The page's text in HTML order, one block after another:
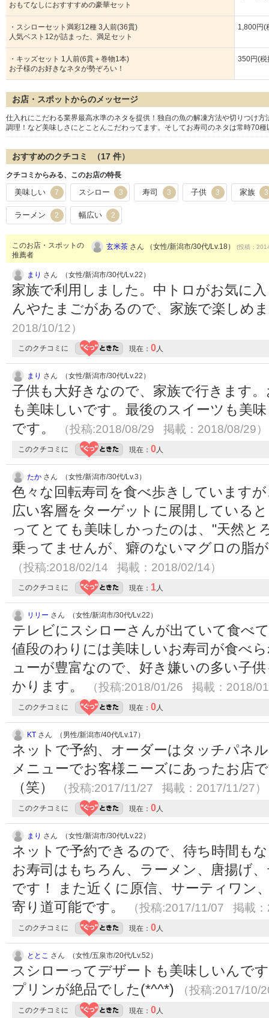
おもてなしにおすすすめの豪華セット
・スシローセット満彩12種 3人前(36貫)
人気ベスト12が詰まった、満足セット
1,800円(
・キッズセット 1人前(6貫＋巻物1本)
お子様のお好きなネタが勢ぞろい！
350円(税
お店・スポットからのメッセージ
仕入れにこだわる業界最高水準のネタを提供！独自の魚の解凍方法や切りつけ
調理！など美味しさにとことんこだわってます。そしてお寿司のネタは常時70
おすすめのクチコミ （17 件）
クチコミからみる、このお店の特長
美味しい 7 スシロー 3 寿司 3 子供 3 家族 3
ラーメン 2 幅広い 2
このお店・スポットの
推薦者
玄米茶 さん （女性/新潟市/30代/Lv.18） (投稿：
まり さん （女性/新潟市/30代/Lv.22）
家族で利用しました。中トロがお気に
んやたまごがあるので、家族で楽しめ
2018/10/12）
このクチコミに 現在： 0人
まり さん （女性/新潟市/30代/Lv.22）
子供も大好きなので、家族で行きます
も美味しいです。最後のスイーツも美
です。
（投稿:2018/08/29 掲載：2018/08/29）
このクチコミに 現在： 0人
たか さん （女性/新潟市/30代/Lv.3）
色々な回転寿司を食べ歩きしています
広い客層をターゲットに展開している
ってとても美味しかったのは、"天然と
乗ってませんが、癖のないマグロの脂
（投稿:2018/02/14 掲載：2018/02/14）
このクチコミに 現在： 1人
リリー さん （女性/新潟市/30代/Lv.22）
テレビにスシローさんが出ていて食べ
値段のわりには美味しいお寿司が食べ
ューが豊富なので、好き嫌いの多い子
かります。
（投稿:2018/01/26 掲載：2018/
このクチコミに 現在： 0人
KT さん （男性/新潟市/40代/Lv.17）
ネットで予約、オーダーはタッチパネ
メニューでお客様ニーズにあったお店
（笑）
（投稿:2017/11/27 掲載：2017/11/27）
このクチコミに 現在： 0人
まり さん （女性/新潟市/30代/Lv.22）
ネットで予約できるので、待ち時間も
お寿司はもちろん、ラーメン、唐揚げ
です！ また近くに原信、サーティワン
寄り道可能です。
（投稿:2017/11/07 掲載
このクチコミに 現在： 0人
ととこ さん （女性/五泉市/20代/Lv.52）
スシローってデザートも美味しいんで
プリンが絶品でした(*^^*)
（投稿:2017/
このクチコミに 現在： 0人